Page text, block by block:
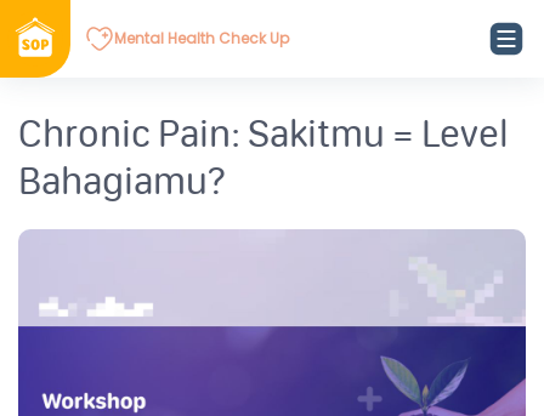
Mental Health Check Up
Chronic Pain: Sakitmu = Level
Bahagiamu?